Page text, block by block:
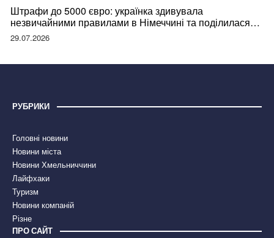
Штрафи до 5000 євро: українка здивувала
незвичайними правилами в Німеччині та поділилася
правдою
29.07.2026
РУБРИКИ
Головні новини
Новини міста
Новини Хмельниччини
Лайфхаки
Туризм
Новини компаній
Різне
ПРО САЙТ